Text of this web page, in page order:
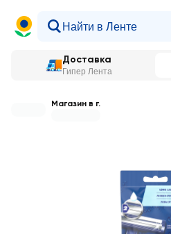
Доставка
Гипер Лента
Магазин в г.